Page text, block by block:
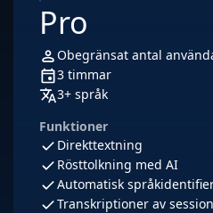
Pro
Obegränsat antal
3 timmar
3+ språk
Funktioner
Direkttextning
Rösttolkning med AI
Automatisk
Transkriptioner av